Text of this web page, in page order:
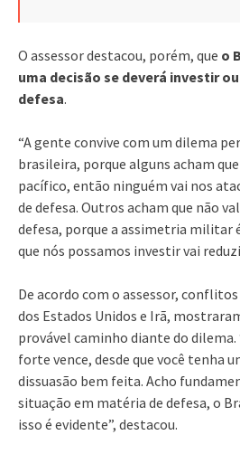
O assessor destacou, porém, que o
uma decisão se deverá investir
defesa.
“A gente convive com um dilema
brasileira, porque alguns acham
pacífico, então ninguém vai nos
de defesa. Outros acham que não
defesa, porque a assimetria militar
que nós possamos investir vai
De acordo com o assessor,
dos Estados Unidos e Irã,
provável caminho diante do dilema.
forte vence, desde que você tenha
dissuasão bem feita. Acho
situação em matéria de defesa, o
isso é evidente”, destacou.